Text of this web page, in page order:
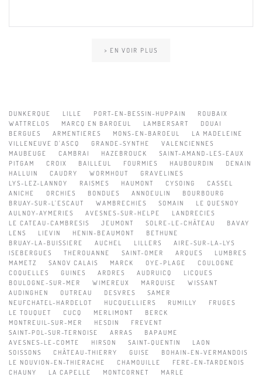
> EN VOIR PLUS
DUNKERQUE LILLE PORT-EN-BESSIN-HUPPAIN
ROUBAIX
WATTRELOS
MARCQ EN BAROEUL LAMBERSART
DOUAI
BERGUES
ARMENTIERES MONS-EN-BAROEUL
LA MADELEINE
VILLENEUVE D'ASCQ
GRANDE-SYNTHE
VALENCIENNES
MAUBEUGE
CAMBRAI HAZEBROUCK
SAINT-AMAND-LES-EAUX
PITGAM
CROIX BAILLEUL FOURMIES HAUBOURDIN
DENAIN
HALLUIN
CAUDRY WORMHOUT
GRAVELINES
LYS-LEZ-LANNOY
RAISMES HAUMONT CYSOING
CASSEL
ANICHE
ORCHIES BONDUES ANNOEULIN
BOURBOURG
BRUAY-SUR-L'ESCAUT
WAMBRECHIES SOMAIN
LE QUESNOY
AULNOY-AYMERIES
AVESNES-SUR-HELPE
LANDRECIES
LE CATEAU-CAMBRESIS
JEUMONT SOLRE-LE-CHÂTEAU
BAVAY
LENS
LIEVIN HENIN-BEAUMONT
BETHUNE
BRUAY-LA-BUISSIERE
AUCHEL LILLERS
AIRE-SUR-LA-LYS
ISEBERGUES
THEROUANNE SAINT-OMER ARQUES
LUMBRES
MAMETZ
SANOV CALAIS MARCK OYE-PLAGE
COULOGNE
COQUELLES
GUINES ARDRES AUDRUICQ
LICQUES
BOULOGNE-SUR-MER
WIMEREUX MARQUISE
WISSANT
AUDINGHEN
OUTREAU DESVRES
SAMER
NEUFCHATEL-HARDELOT
HUCQUELLIERS RUMILLY
FRUGES
LE TOUQUET
CUCQ MERLIMONT
BERCK
MONTREUIL-SUR-MER
HESDIN
FREVENT
SAINT-POL-SUR-TERNOISE
ARRAS
BAPAUME
AVESNES-LE-COMTE
HIRSON SAINT-QUENTIN
LAON
SOISSONS
CHÂTEAU-THIERRY GUISE
BOHAIN-EN-VERMANDOIS
LE NOUVION-EN-THIERACHE
CHAMOUILLE
FERE-EN-TARDENOIS
CHAUNY
LA CAPELLE MONTCORNET
MARLE